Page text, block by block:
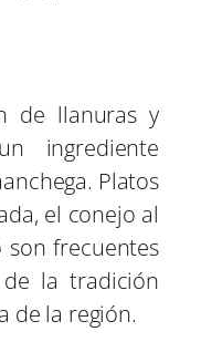
de llanuras y
ingrediente
Platos
el conejo al
frecuentes
la tradición
de la región.